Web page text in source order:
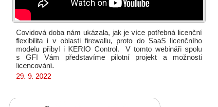
Covidová doba nám ukázala, jak je více potřebná licenční
flexibilita i v oblasti firewallu, proto do SaaS licenčního
modelu přibyl i KERIO Control. V tomto webináři spolu
s GFI Vám představíme pilotní projekt a možnosti
licencování.
29. 9. 2022